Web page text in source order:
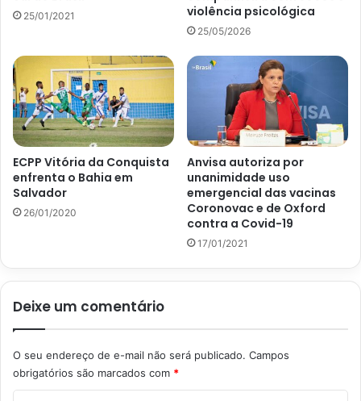
25/01/2021
violência psicológica
25/05/2026
ECPP Vitória da Conquista
enfrenta o Bahia em
Salvador
26/01/2020
Anvisa autoriza por
unanimidade uso
emergencial das vacinas
Coronovac e de Oxford
contra a Covid-19
17/01/2021
Deixe um comentário
O seu endereço de e-mail não será publicado. Campos
obrigatórios são marcados com *